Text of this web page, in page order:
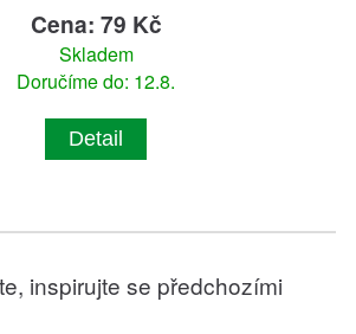
Cena: 79 Kč
Skladem
Doručíme do: 12.8.
Detail
inspirujte se předchozími